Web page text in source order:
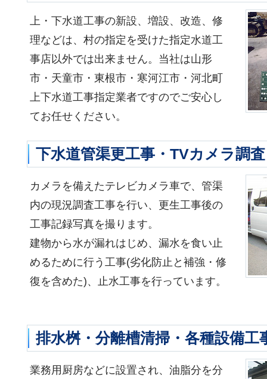
上・下水道工事の新設、増設、改造、修
理などは、村の指定を受けた指定水道工
事店以外では出来ません。当社は山形
市・天童市・東根市・寒河江市・河北町
上下水道工事指定業者ですのでご安心し
てお任せください。
下水道管渠更工事・TVカメラ調
カメラを備えたテレビカメラ車で、管渠
内の現況調査工事を行い、更生工事後の
工事記録写真を撮ります。
建物から水が漏れはじめ、漏水を食い止
めるために行う工事(劣化防止と補強・修
復を含めた)、止水工事を行っています。
排水桝・分離槽清掃・各種設備工
業務用厨房などに設置され、油脂分を分